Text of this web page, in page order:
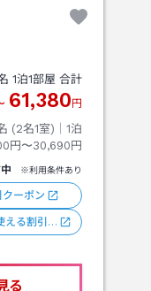
1泊1部屋 合計
61,380円
(2名1室)｜ 1泊
円〜30,690円
※利用条件あり
ーポン
える割引…
る